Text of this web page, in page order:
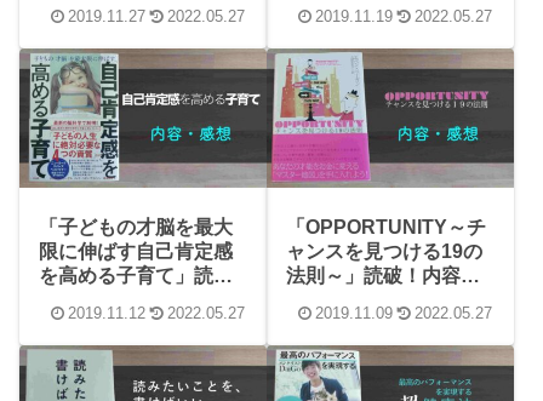
読破！感想や内容、学
んだことまとめ
2019.11.27 2022.05.27
【ダイレクト出版】
2019.11.19 2022.05.27
「子どもの才脳を最大
限に伸ばす自己肯定感
を高める子育て」読
だことまとめ
2019.11.12 2022.05.27
「OPPORTUNITY～チ
ャンスを見つける19の
法則～」読破！内容や
め【ダイレクト出版】
2019.11.09 2022.05.27